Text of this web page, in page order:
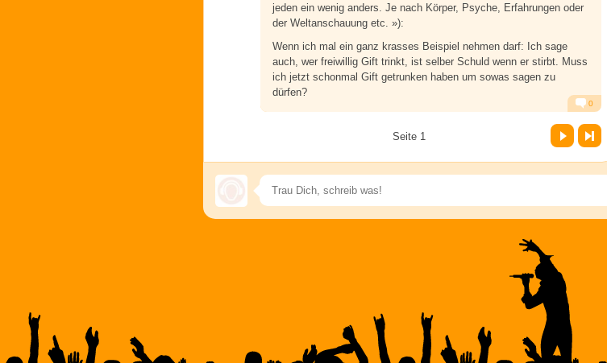
jeden ein wenig anders. Je nach Körper, Psyche, Erfahrungen oder
der Weltanschauung etc. »):
Wenn ich mal ein ganz krasses Beispiel nehmen darf: Ich sage
auch, wer freiwillig Gift trinkt, ist selber Schuld wenn er stirbt. Muss
ich jetzt schonmal Gift getrunken haben um sowas sagen zu
dürfen?
Antworten
0
Seite 1
Vor Letzte Seite
Speichern